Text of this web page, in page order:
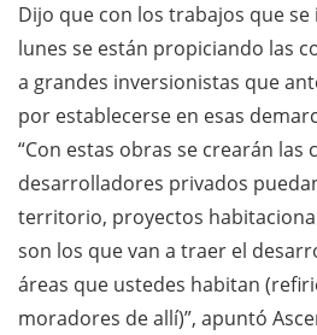
Dijo que con los trabajos que
lunes se están propiciando las
a grandes inversionistas que
por establecerse en esas
“Con estas obras se crearán
desarrolladores privados
territorio, proyectos
son los que van a traer el
áreas que ustedes habitan
moradores de allí)”, apuntó